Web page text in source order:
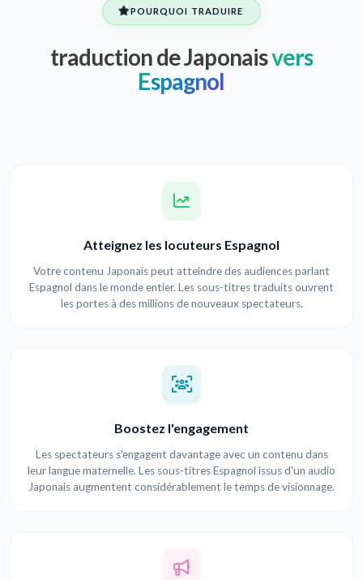
POURQUOI TRADUIRE
traduction de Japonaisvers
Espagnol
Atteignez les locuteurs Espagnol
Votre contenu Japonais peut atteindre des audiences parlant
Espagnol dans le monde entier. Les sous-titres traduits ouvrent
les portes à des millions de nouveaux spectateurs.
Boostez l'engagement
Les spectateurs s'engagent davantage avec un contenu dans
leur langue maternelle. Les sous-titres Espagnol issus d'un audio
Japonais augmentent considérablement le temps de visionnage.